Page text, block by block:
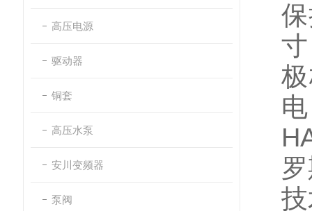
高压电源
驱动器
铜套
高压水泵
安川变频器
泵阀